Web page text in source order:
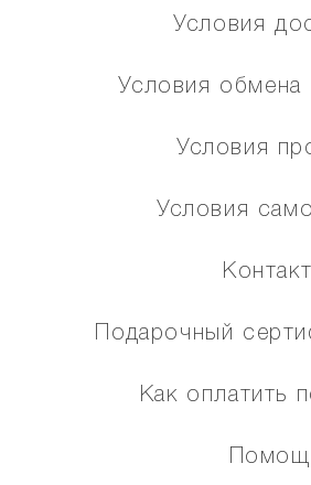
Условия
Условия обмена
Условия
Условия
Подарочный
Как оплатить